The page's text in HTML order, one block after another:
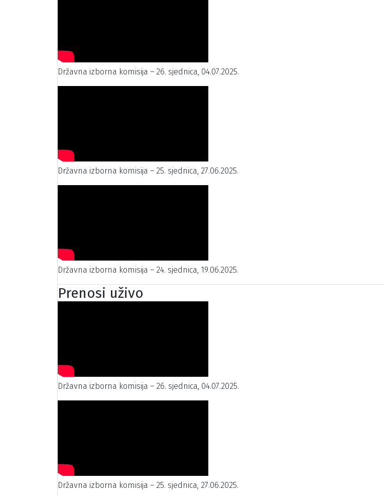
Državna izborna komisija – 26. sjednica, 04.07.2025.
Državna izborna komisija – 25. sjednica, 27.06.2025.
Državna izborna komisija – 24. sjednica, 19.06.2025.
Prenosi uživo
Državna izborna komisija – 26. sjednica, 04.07.2025.
Državna izborna komisija – 25. sjednica, 27.06.2025.